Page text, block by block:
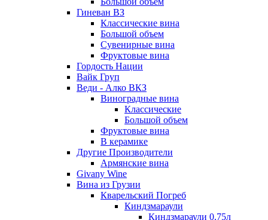
Гиневан ВЗ
Классические вина
Большой объем
Сувенирные вина
Фруктовые вина
Гордость Нации
Вайк Груп
Веди - Алко ВКЗ
Виноградные вина
Классические
Большой объем
Фруктовые вина
В керамике
Другие Производители
Армянские вина
Givany Wine
Вина из Грузии
Кварельский Погреб
Киндзмараули
Киндзмараули 0,75л